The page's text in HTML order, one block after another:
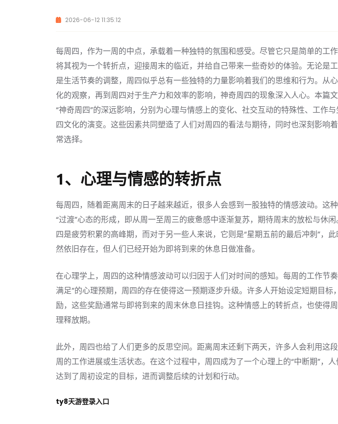
2026-06-12 11:35:12
每周四，作为一周的中点，承载着一种独特的氛围和感受。尽管它只是简单的工
将其视为一个转折点，迎接周末的临近，并给自己带来一些奇妙的体验。无论是
是生活节奏的调整，周四似乎总有一些独特的力量影响着我们的思维和行为。从
化的观察，再到周四对于生产力和效率的影响，神奇周四的现象深入人心。本篇
“神奇周四”的深远影响，分别为心理与情感上的变化、社交互动的特殊性、工作
四文化的演变。这些因素共同塑造了人们对周四的看法与期待，同时也深刻影响
常选择。
1、心理与情感的转折点
每周四，随着距离周末的日子越来越近，很多人会感到一股独特的情感波动。这
“过渡”心态的形成，即从周一至周三的疲惫感中逐渐复苏，期待周末的放松与休
四是疲劳积累的高峰期，而对于另一些人来说，它则是“星期五前的最后冲刺”，
然依旧存在，但人们已经开始为即将到来的休息日做准备。
在心理学上，周四的这种情感波动可以归因于人们对时间的感知。每周的工作节
满足”的心理预期，周四的存在使得这一预期逐步升级。许多人开始设定短期目标
励，这些奖励通常与即将到来的周末休息日挂钩。这种情感上的转折点，也使得
理释放期。
此外，周四也给了人们更多的反思空间。距离周末还剩下两天，许多人会利用这
周的工作进展或生活状态。在这个过程中，周四成为了一个心理上的“中断期”，
达到了周初设定的目标，进而调整后续的计划和行动。
ty8天游登录入口